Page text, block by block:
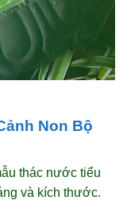
Non Bộ
thác nước tiểu
và kích thước.